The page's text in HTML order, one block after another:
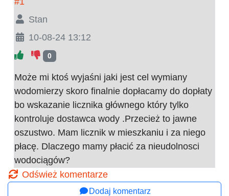
Stan
10-08-24 13:12
0
Może mi ktoś wyjaśni jaki jest cel wymiany
wodomierzy skoro finalnie dopłacamy do dopłaty
bo wskazanie licznika głównego który tylko
kontroluje dostawca wody .Przecież to jawne
oszustwo. Mam licznik w mieszkaniu i za niego
płacę. Dlaczego mamy płacić za nieudolnosci
wodociągów?
Odśwież komentarze
Dodaj komentarz